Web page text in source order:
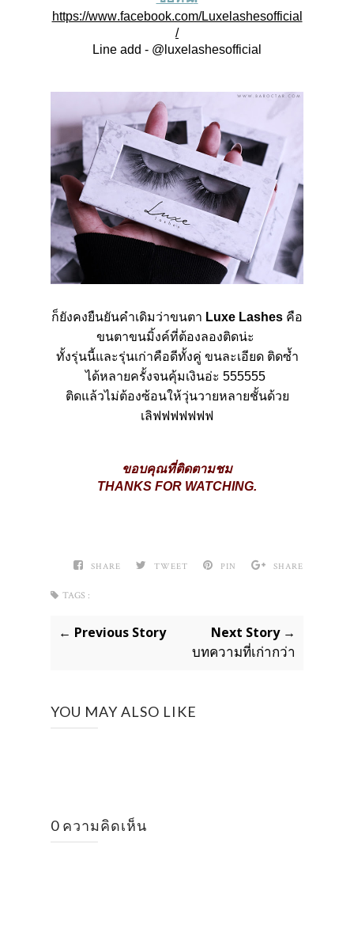
https://www.facebook.com/Luxelashesofficial
/
Line add - @luxelashesofficial
ก็ยังคงยืนยันคำเดิมว่าขนตา Luxe Lashes คือ
ขนตาขนมิ้งค์ที่ต้องลองติดน่ะ
ทั้งรุ่นนี้และรุ่นเก่าคือดีทั้งคู่ ขนละเอียด ติดซ้ำ
ได้หลายครั้งจนคุ้มเงินอ่ะ 555555
ติดแล้วไม่ต้องซ้อนให้วุ่นวายหลายชั้นด้วย
เลิฟฟฟฟฟฟฟ
ขอบคุณที่ติดตามชม
THANKS FOR WATCHING.
SHARE TWEET PIN SHARE
TAGS :
← Previous Story Next Story →
บทความที่เก่ากว่า
YOU MAY ALSO LIKE
0 ความคิดเห็น